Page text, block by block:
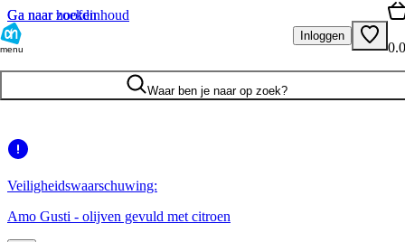
Ga naar hoofdinhoud
Ga naar zoeken
menu
Inloggen
Waar ben je naar op zoek?
Veiligheidswaarschuwing:
Amo Gusti - olijven gevuld met citroen